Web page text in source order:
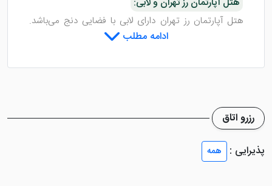
هتل آپارتمان رز تهران دارای لابی با فضایی دنج می‌باشد.
لابی هتل با چیدمان شیکی که دارد محیطی بسیار مناسب
انجام دهند.
هتل آپارتمان رز تهران و اتاق‌های دل‌باز:
هتل آپارتمان رز تهران تمامی اتاق‌های خود را با کاغذدیواری
ادامه مطلب
رزرو اتاق
پذیرایی :
همه